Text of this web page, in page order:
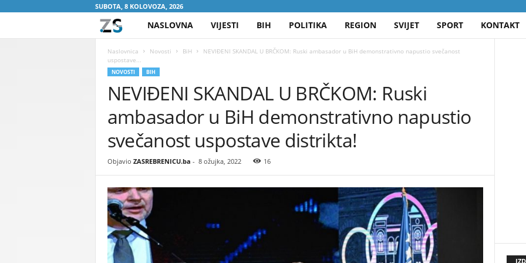
SUBOTA, 8 KOLOVOZA, 2026
A
S
R
E
N
NASLOVNA VIJESTI BIH POLITIKA REGION SVIJET SPORT KONTAKT
Naslovnica Novosti BiH
NEVIĐENI SKANDAL U BRČKOM: Ruski ambasador u BiH demonstrativno napustio svečanost
uspostave...
NOVOSTI BIH
NEVIĐENI SKANDAL U BRČKOM: Ruski
ambasador u BiH demonstrativno napustio
svečanost uspostave distrikta!
Objavio ZASREBRENICU.ba - 8 ožujka, 2022 16